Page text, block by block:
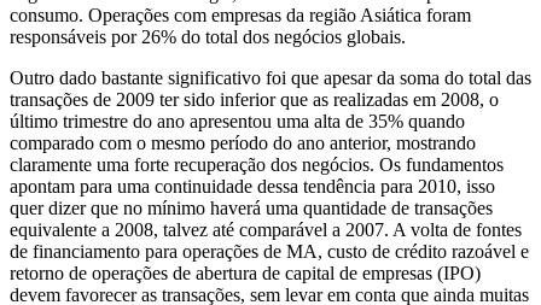
consumo. Operações com empresas da região Asiática foram
responsáveis por 26% do total dos negócios globais.
Outro dado bastante significativo foi que apesar da soma do total das
transações de 2009 ter sido inferior que as realizadas em 2008, o
último trimestre do ano apresentou uma alta de 35% quando
comparado com o mesmo período do ano anterior, mostrando
claramente uma forte recuperação dos negócios. Os fundamentos
apontam para uma continuidade dessa tendência para 2010, isso
quer dizer que no mínimo haverá uma quantidade de transações
equivalente a 2008, talvez até comparável a 2007. A volta de fontes
de financiamento para operações de MA, custo de crédito razoável e
retorno de operações de abertura de capital de empresas (IPO)
devem favorecer as transações, sem levar em conta que ainda muitas